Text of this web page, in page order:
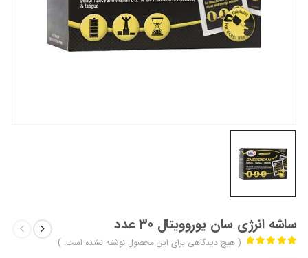
ساشه انرژی سان یوروویتال 30 عدد
( هیچ دیدگاهی برای این محصول نوشته نشده است. )